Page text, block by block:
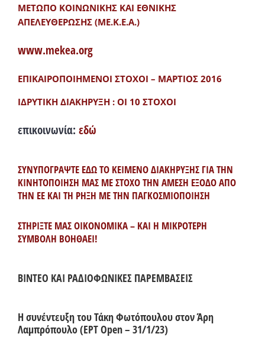
ΜΕΤΩΠΟ ΚΟΙΝΩΝΙΚΗΣ ΚΑΙ ΕΘΝΙΚΗΣ
ΑΠΕΛΕΥΘΕΡΩΣΗΣ (ΜΕ.Κ.Ε.Α.)
www.mekea.org
ΕΠΙΚΑΙΡΟΠΟΙΗΜΕΝΟΙ ΣΤΟΧΟΙ – ΜΑΡΤΙΟΣ 2016
ΙΔΡΥΤΙΚΗ ΔΙΑΚΗΡΥΞΗ : ΟΙ 10 ΣΤΟΧΟΙ
επικοινωνία: εδώ
ΣΥΝΥΠΟΓΡΑΨΤΕ ΕΔΩ ΤΟ ΚΕΙΜΕΝΟ ΔΙΑΚΗΡΥΞΗΣ ΓΙΑ ΤΗΝ
ΚΙΝΗΤΟΠΟΙΗΣΗ ΜΑΣ ΜΕ ΣΤΟΧΟ ΤΗΝ ΑΜΕΣΗ ΕΞΟΔΟ ΑΠΟ
ΤΗΝ ΕΕ ΚΑΙ ΤΗ ΡΗΞΗ ΜΕ ΤΗΝ ΠΑΓΚΟΣΜΙΟΠΟΙΗΣΗ
ΣΤΗΡΙΞΤΕ ΜΑΣ ΟΙΚΟΝΟΜΙΚΑ – ΚΑΙ Η ΜΙΚΡΟΤΕΡΗ
ΣΥΜΒΟΛΗ ΒΟΗΘΑΕΙ!
ΒΙΝΤΕΟ ΚΑΙ ΡΑΔΙΟΦΩΝΙΚΕΣ ΠΑΡΕΜΒΑΣΕΙΣ
Η συνέντευξη του Τάκη Φωτόπουλου στον Άρη
Λαμπρόπουλο (ΕΡΤ Open – 31/1/23)